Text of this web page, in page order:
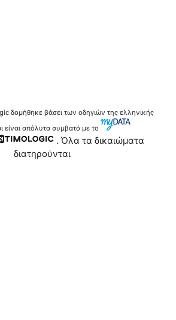
δομήθηκε βάσει των οδηγιών της ελληνικής
είναι απόλυτα συμβατό με το
. Όλα τα δικαιώματα
διατηρούνται